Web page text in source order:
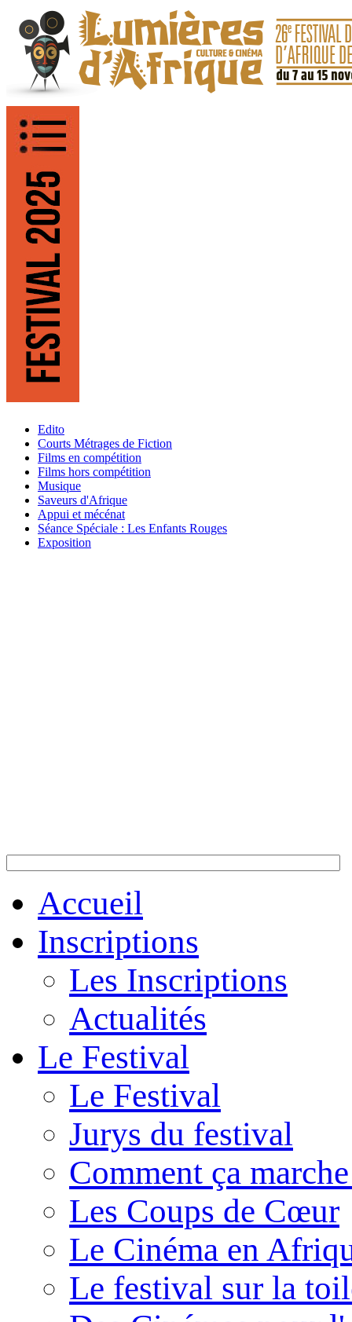
Edito
Courts Métrages de Fiction
Films en compétition
Films hors compétition
Musique
Saveurs d'Afrique
Appui et mécénat
Séance Spéciale : Les Enfants Rouges
Exposition
Accueil
Inscriptions
Les Inscriptions
Actualités
Le Festival
Le Festival
Jurys du festival
Comment ça
Les Coups de Cœur
Le Cinéma en
Le festival sur la